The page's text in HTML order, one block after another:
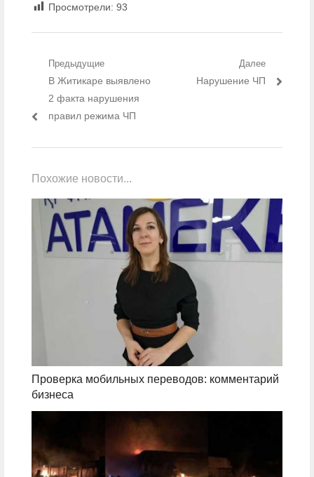
Просмотрели: 93
Навигация по записям
Предыдущие
Предыдущий пост:
В Житикаре выявлено
2 факта нарушения
правил режима ЧП
Далее
Следующий пост:
Нарушение ЧП
Похожие новости...
Проверка мобильных переводов: комментарий
бизнеса